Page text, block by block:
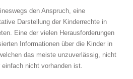
den Anspruch, eine
Darstellung der Kinderrechte in
Eine der vielen Herausforderungen
Informationen über die Kinder in
das meiste unzuverlässig, nicht
nicht vorhanden ist.